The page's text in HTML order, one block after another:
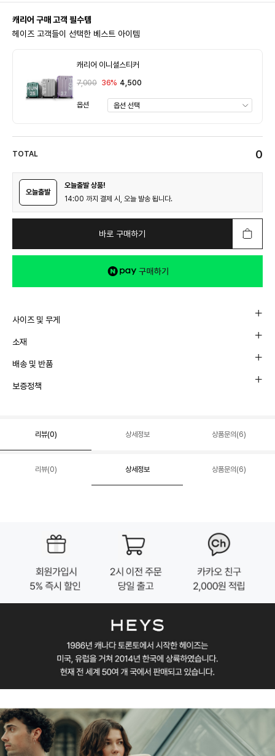
캐리어 구매 고객 필수템
헤이즈 고객들이 선택한 베스트 아이템
캐리어 이니셜스티커
7,000 36% 4,500
옵션
TOTAL 0
오늘출발
오늘출발 상품!
14:00 까지 결제 시, 오늘 발송 됩니다.
바로 구매하기
사이즈 및 무게
소재
배송 및 반품
보증정책
리뷰(0) 상세정보 상품문의(6)
리뷰(0) 상세정보 상품문의(6)